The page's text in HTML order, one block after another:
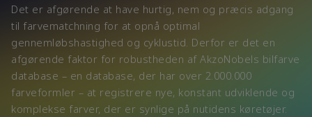
Det er afgørende at have hurtig, nem og præcis adgang
til farvematchning for at opnå optimal
gennemløbshastighed og cyklustid. Derfor er det en
afgørende faktor for robustheden af AkzoNobels bilfarve
database – en database, der har over 2.000.000
farveformler – at registrere nye, konstant udviklende og
komplekse farver, der er synlige på nutidens køretøjer.